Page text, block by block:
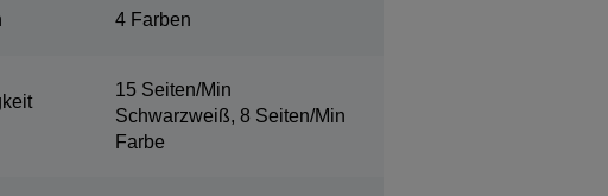
4 Farben
15 Seiten/Min
Schwarzweiß, 8 Seiten/Min
Farbe